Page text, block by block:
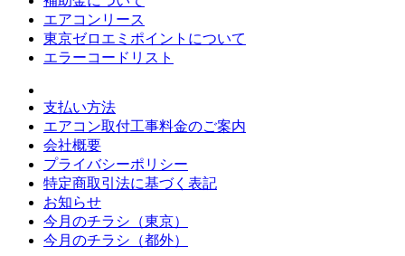
エアコンリース
東京ゼロエミポイントについて
エラーコードリスト
支払い方法
エアコン取付工事料金のご案内
会社概要
プライバシーポリシー
特定商取引法に基づく表記
お知らせ
今月のチラシ（東京）
今月のチラシ（都外）